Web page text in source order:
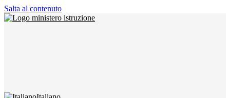
Salta al contenuto